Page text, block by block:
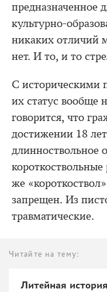
предназначенное
культурно-
никаких отличий
нет. И то, и то
С историческими
их статус вообще
говорится, что
достижении 18
длинноствольное
же
запрещен. Из
травматические.
Читайте на тему:
Литейная